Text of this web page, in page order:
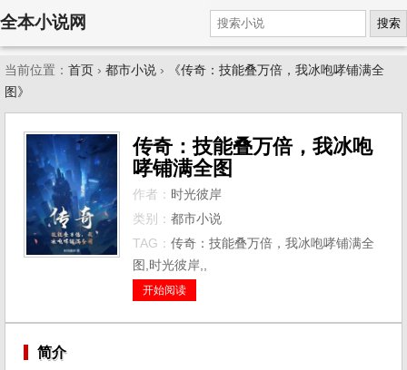
全本小说网 搜索
当前位置： 首页 › 都市小说 ›
《传奇：技能叠万倍，我冰咆哮铺满全
图》
传奇：技能叠万倍，我冰咆
哮铺满全图
作者： 时光彼岸
类别： 都市小说
TAG： 传奇：技能叠万倍，我冰咆哮铺满全
图,时光彼岸,,
开始阅读
简介